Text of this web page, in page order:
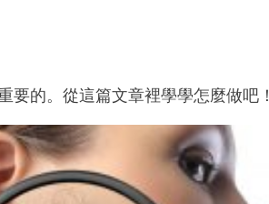
要的。從這篇文章裡學學怎麼做吧！